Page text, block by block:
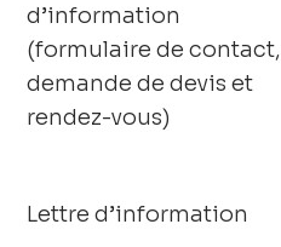
d’information
(formulaire de contact,
demande de devis et
rendez-vous)
Lettre d’information